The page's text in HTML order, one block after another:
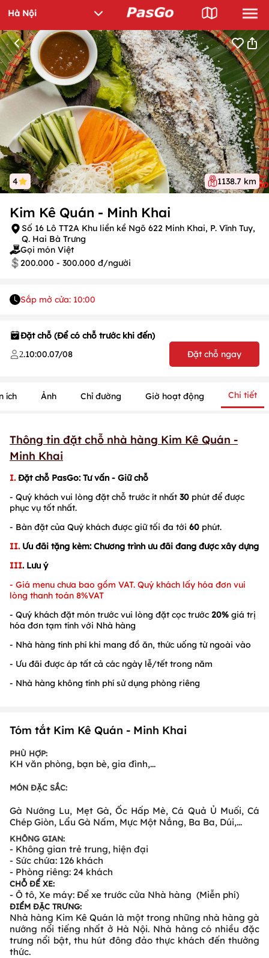
4 1138.7 km
Kim Kê Quán - Minh Khai
Số 16 Lô TT2A Khu liền kề Ngõ 622 Minh Khai, P. Vĩnh Tuy,
Q. Hai Bà Trưng
Gọi món Việt
200.000 - 300.000 đ/người
Sắp mở cửa: 10:00
Đặt chỗ (Để có chỗ trước khi đến)
2.10:00.07/08 Đặt chỗ ngay
ích Ảnh Chỉ đường Giờ hoạt động Chi tiết
Thông tin đặt chỗ nhà hàng Kim Kê Quán -
Minh Khai
I. Đặt chỗ PasGo: Tư vấn - Giữ chỗ
- Quý khách vui lòng đặt chỗ trước ít nhất 30 phút để được
phục vụ tốt nhất.
- Bàn đặt của Quý khách được giữ tối đa tới 60 phút.
II. Ưu đãi tặng kèm: Chương trình ưu đãi đang được xây dựng
III. Lưu ý
- Giá menu chưa bao gồm VAT. Quý khách lấy hóa đơn vui
lòng thanh toán 8%VAT
- Quý khách đặt món trước vui lòng đặt cọc trước 20% giá trị
hóa đơn tạm tính với Nhà hàng
- Nhà hàng tính phí khi mang đồ ăn, thức uống từ ngoài vào
- Ưu đãi được áp tất cả các ngày lễ/tết trong năm
- Nhà hàng không tính phí sử dụng phòng riêng
Tóm tắt Kim Kê Quán - Minh Khai
PHÙ HỢP:
KH văn phòng, bạn bè, gia đình,...
MÓN ĐẶC SẮC:
Gà Nướng Lu, Mẹt Gà, Ốc Hấp Mè, Cá Quả Ủ Muối, Cá
Chép Giòn, Lẩu Gà Nấm, Mực Một Nắng, Ba Ba, Dúi,...
KHÔNG GIAN:
- Không gian trẻ trung, hiện đại
- Sức chứa: 126 khách
- Phòng riêng: 24 khách
CHỖ ĐỂ XE:
- Ô tô, Xe máy: Để xe trước cửa Nhà hàng (Miễn phí)
ĐIỂM ĐẶC TRƯNG:
Nhà hàng Kim Kê Quán là một trong những nhà hàng gà
nướng nổi tiếng nhất ở Hà Nội. Nhà hàng có nhiều đặc
trưng nổi bật, thu hút đông đảo thực khách đến thưởng
thức.
/1